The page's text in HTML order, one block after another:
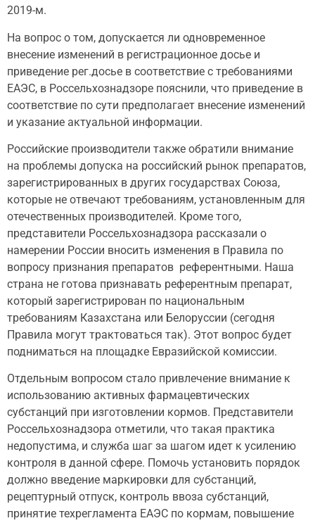
2019-м.
На вопрос о том, допускается ли одновременное
внесение изменений в регистрационное досье и
приведение рег.досье в соответствие с требованиями
ЕАЭС, в Россельхознадзоре пояснили, что приведение в
соответствие по сути предполагает внесение изменений
и указание актуальной информации.
Российские производители также обратили внимание
на проблемы допуска на российский рынок препаратов,
зарегистрированных в других государствах Союза,
которые не отвечают требованиям, установленным для
отечественных производителей. Кроме того,
представители Россельхознадзора рассказали о
намерении России вносить изменения в Правила по
вопросу признания препаратов референтными. Наша
страна не готова признавать референтным препарат,
который зарегистрирован по национальным
требованиям Казахстана или Белоруссии (сегодня
Правила могут трактоваться так). Этот вопрос будет
подниматься на площадке Евразийской комиссии.
Отдельным вопросом стало привлечение внимание к
использованию активных фармацевтических
субстанций при изготовлении кормов. Представители
Россельхознадзора отметили, что такая практика
недопустима, и служба шаг за шагом идет к усилению
контроля в данной сфере. Помочь установить порядок
должно введение маркировки для субстанций,
рецептурный отпуск, контроль ввоза субстанций,
принятие техрегламента ЕАЭС по кормам, повышение